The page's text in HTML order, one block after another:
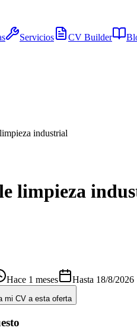
Servicios CV Builder
industrial
limpieza
Hace 1 meses Hasta 18/8/2026
mi CV a esta oferta